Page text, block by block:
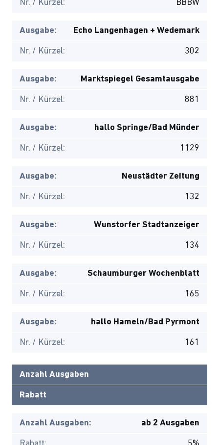
Nr. / Kürzel: BBBW
Ausgabe: Echo Langenhagen + Wedemark
Nr. / Kürzel: 302
Ausgabe: Marktspiegel Gesamtausgabe
Nr. / Kürzel: 881
Ausgabe: hallo Springe/Bad Münder
Nr. / Kürzel: 1129
Ausgabe: Neustädter Zeitung
Nr. / Kürzel: 132
Ausgabe: Wunstorfer Stadtanzeiger
Nr. / Kürzel: 134
Ausgabe: Schaumburger Wochenblatt
Nr. / Kürzel: 165
Ausgabe: hallo Hameln/Bad Pyrmont
Nr. / Kürzel: 161
Anzahl Ausgaben
Rabatt
Anzahl Ausgaben: ab 2 Ausgaben